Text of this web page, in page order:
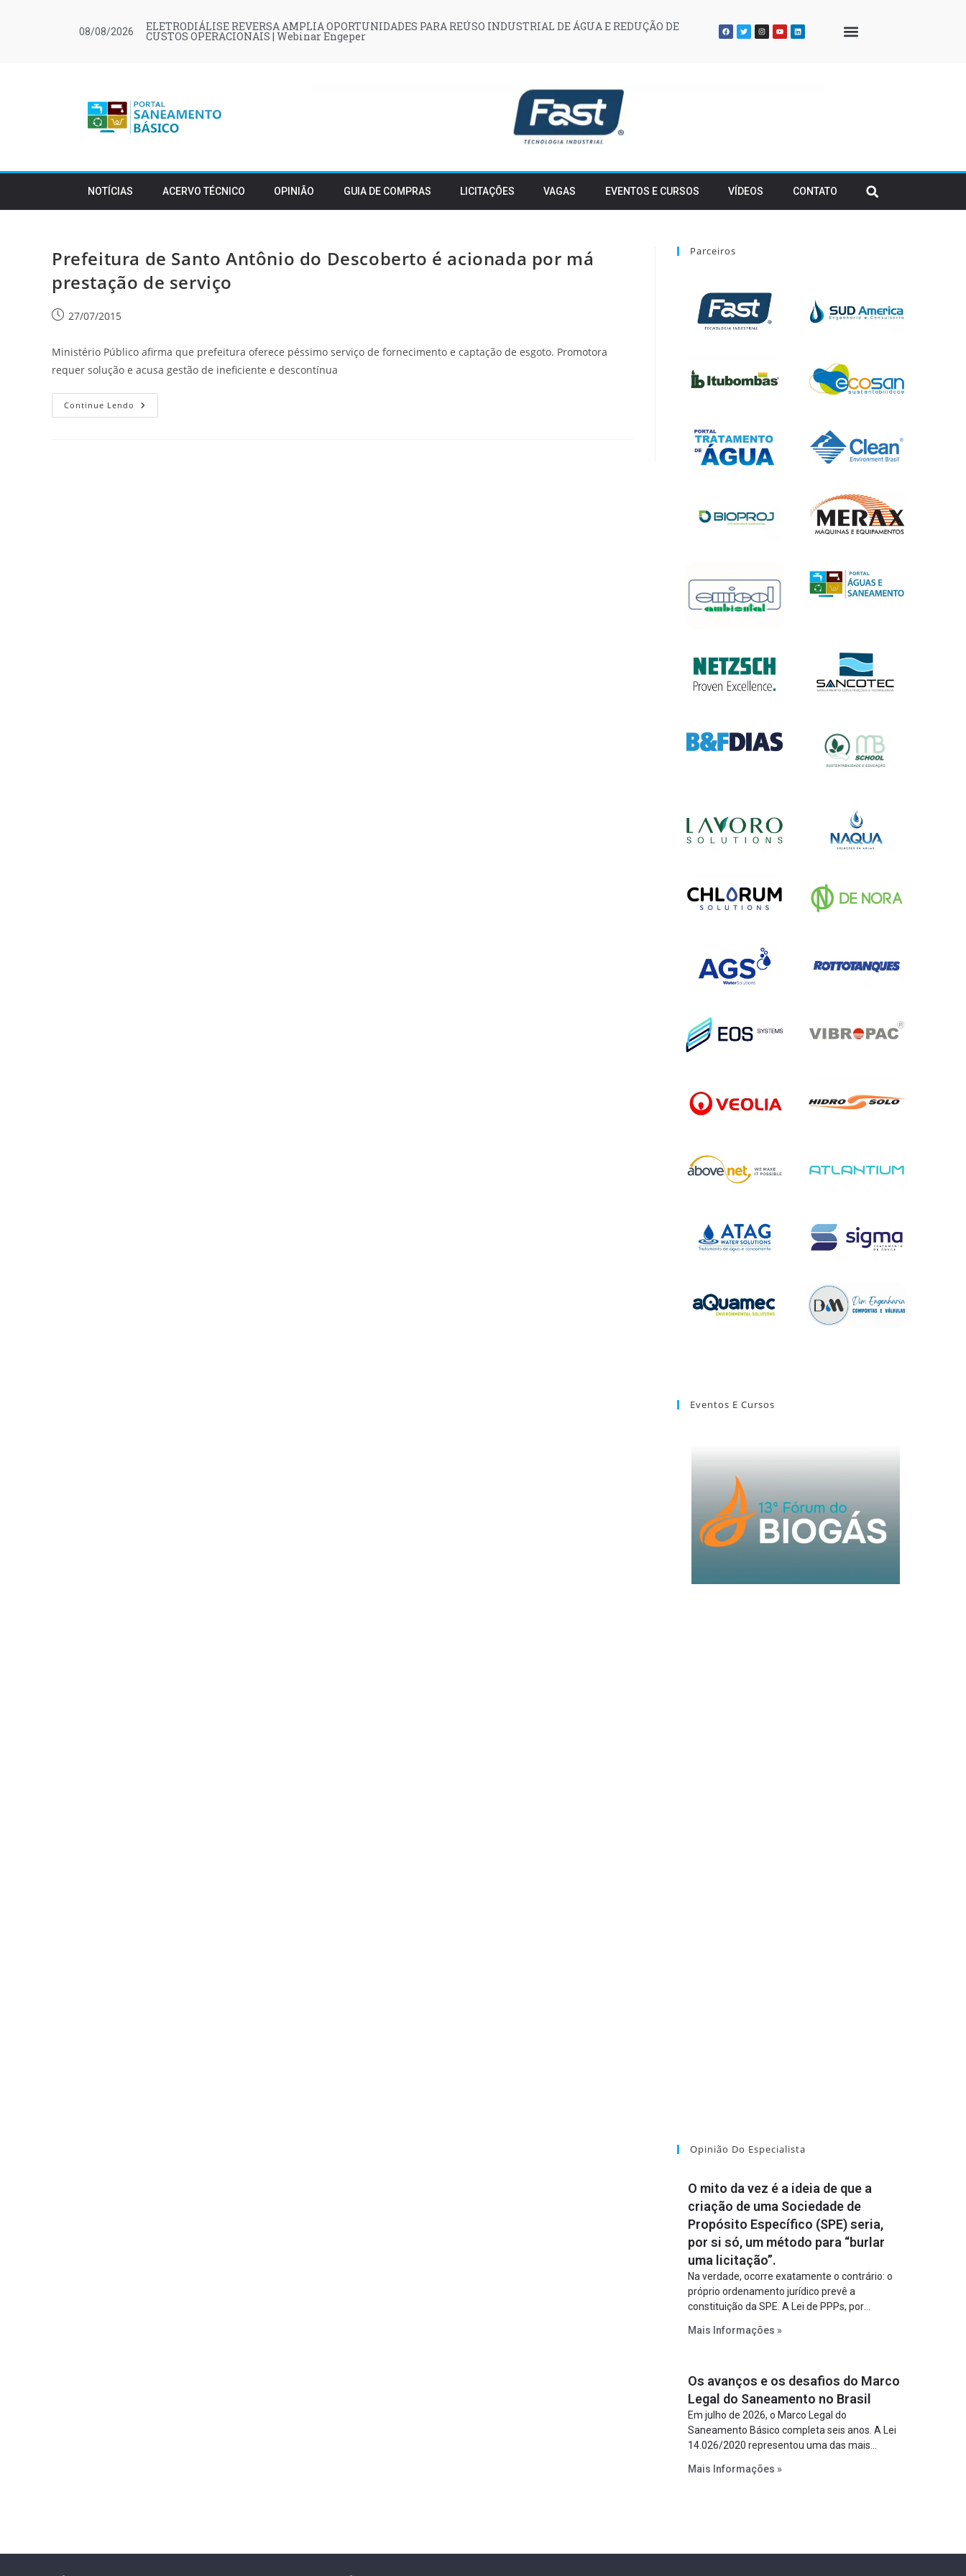
08/08/2026 ELETRODIÁLISE REVERSA AMPLIA OPORTUNIDADES PARA REÚSO INDUSTRIAL DE ÁGUA E REDUÇÃO DE
CUSTOS OPERACIONAIS | Webinar Engeper
NOTÍCIAS ACERVO TÉCNICO OPINIÃO GUIA DE COMPRAS LICITAÇÕES VAGAS EVENTOS E CURSOS VÍDEOS CONTATO
Prefeitura de Santo Antônio do Descoberto é acionada por má
prestação de serviço
27/07/2015
Ministério Público afirma que prefeitura oferece péssimo serviço de fornecimento e captação de esgoto. Promotora
requer solução e acusa gestão de ineficiente e descontínua
Continue Lendo
Parceiros
Eventos E Cursos
Opinião Do Especialista
O mito da vez é a ideia de que a
criação de uma Sociedade de
Propósito Específico (SPE) seria,
por si só, um método para “burlar
uma licitação”.
Na verdade, ocorre exatamente o contrário: o
próprio ordenamento jurídico prevê a
constituição da SPE. A Lei de PPPs, por
constitua uma SPE para implantar e gerir o
Lei de Concessões, a figura é facultativa e
sujeita a uma escolha racional de projeto a
projeto.
Mais Informações »
Os avanços e os desafios do Marco
Legal do Saneamento no Brasil
Em julho de 2026, o Marco Legal do
Saneamento Básico completa seis anos. A Lei
14.026/2020 representou uma das mais
estabelecer metas claras para a
mecanismos voltados à segurança jurídica dos
Mais Informações »